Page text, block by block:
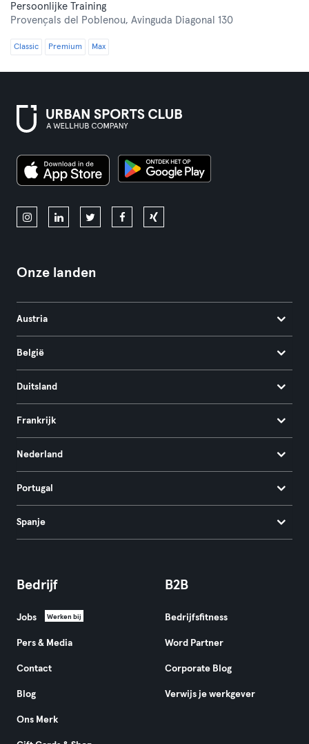
Persoonlijke Training
Provençals del Poblenou, Avinguda Diagonal 130
Classic Premium Max
Onze landen
Austria
België
Duitsland
Frankrijk
Nederland
Portugal
Spanje
Bedrijf
Jobs Werken bij
Pers & Media
Contact
Blog
Ons Merk
B2B
Bedrijfsfitness
Word Partner
Corporate Blog
Verwijs je werkgever